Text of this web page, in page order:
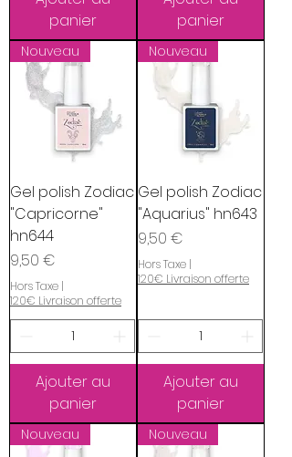
panier
panier
Nouveau
Gel polish Zodiac
"Capricorne"
hn644
Prix
9,50 €
Hors Taxe |
120€ Livraison offerte
Ajouter au
panier
Nouveau
Gel polish Zodiac
"Aquarius" hn643
Prix
9,50 €
Hors Taxe |
120€ Livraison offerte
Ajouter au
panier
Nouveau Nouveau